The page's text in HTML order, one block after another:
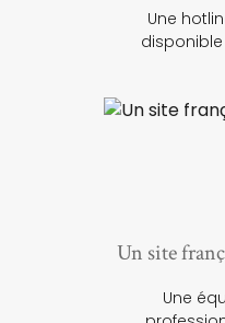
Une
Un site
Une